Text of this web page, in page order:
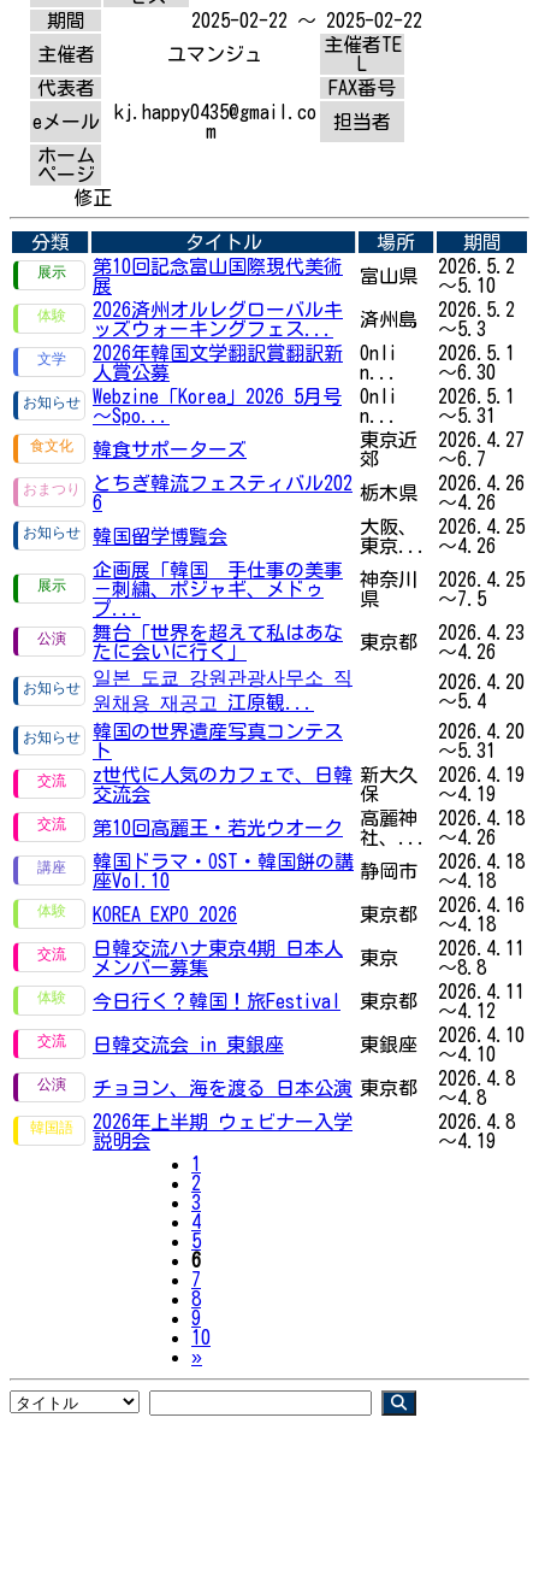
期間
2025-02-22 ～ 2025-02-22
主催者
ユマンジュ
主催者TE
代表者
FAX番号
eメール
kj.happy0435@gmail.co
m
担当者
ホーム
ページ
修正
分類 タイトル 場所
期間
第10回記念富山国際現代美術
展
富山県
2026.5.2
～5.10
2026済州オルレグローバルキ
ッズウォーキングフェス...
済州島
2026.5.2
～5.3
2026年韓国文学翻訳賞翻訳新
人賞公募
Onli
n...
2026.5.1
～6.30
Webzine「Korea」2026 5月号
～Spo...
Onli
n...
2026.5.1
～5.31
韓食サポーターズ
東京近
郊
2026.4.27
～6.7
とちぎ韓流フェスティバル202
6
栃木県
2026.4.26
～4.26
韓国留学博覧会
大阪、
東京...
2026.4.25
～4.26
企画展「韓国 手仕事の美事
－刺繍、ポジャギ、メドゥ
プ...
神奈川
県
2026.4.25
～7.5
舞台「世界を超えて私はあな
たに会いに行く」
東京都
2026.4.23
～4.26
일본 도쿄 강원관광사무소 직
원채용 재공고 江原観...
2026.4.20
～5.4
韓国の世界遺産写真コンテス
ト
2026.4.20
～5.31
z世代に人気のカフェで、日韓
交流会
新大久
保
2026.4.19
～4.19
第10回高麗王・若光ウオーク
高麗神
社、...
2026.4.18
～4.26
韓国ドラマ・OST・韓国餅の講
座Vol.10
静岡市
2026.4.18
～4.18
KOREA EXPO 2026
東京都
2026.4.16
～4.18
日韓交流ハナ東京4期 日本人
メンバー募集
東京
2026.4.11
～8.8
今日行く？韓国！旅Festival
東京都
2026.4.11
～4.12
日韓交流会 in 東銀座
東銀座
2026.4.10
～4.10
チョヨン、海を渡る 日本公演 東京都
2026.4.8
～4.8
2026年上半期 ウェビナー入学
説明会
2026.4.8
～4.19
1
2
3
4
5
6
7
8
9
10
»Next